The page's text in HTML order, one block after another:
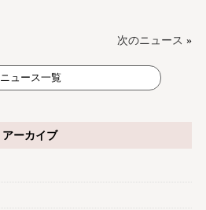
次のニュース »
ニュース一覧
アーカイブ